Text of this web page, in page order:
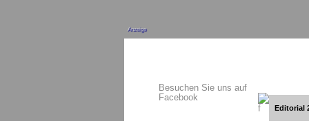
Anzeige
Besuchen Sie uns auf
Facebook
Editorial